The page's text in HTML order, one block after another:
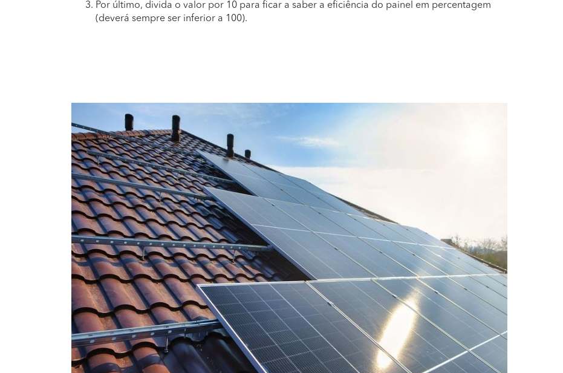
Por último, divida o valor por 10 para ficar a saber a eficiência do painel em percentagem
(deverá sempre ser inferior a 100).